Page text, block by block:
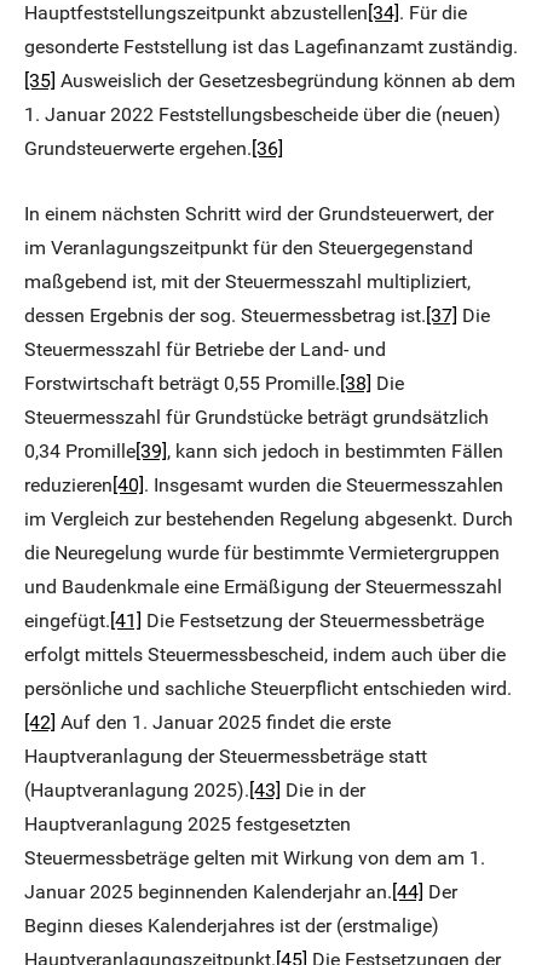
Hauptfeststellungszeitpunkt abzustellen [34]. Für die
gesonderte Feststellung ist das Lagefinanzamt zuständig.
[35] Ausweislich der Gesetzesbegründung können ab dem
1. Januar 2022 Feststellungsbescheide über die (neuen)
Grundsteuerwerte ergehen. [36]
In einem nächsten Schritt wird der Grundsteuerwert, der
im Veranlagungszeitpunkt für den Steuergegenstand
maßgebend ist, mit der Steuermesszahl multipliziert,
dessen Ergebnis der sog. Steuermessbetrag ist. [37] Die
Steuermesszahl für Betriebe der Land- und
Forstwirtschaft beträgt 0,55 Promille. [38] Die
Steuermesszahl für Grundstücke beträgt grundsätzlich
0,34 Promille[39], kann sich jedoch in bestimmten Fällen
reduzieren [40]. Insgesamt wurden die Steuermesszahlen
im Vergleich zur bestehenden Regelung abgesenkt. Durch
die Neuregelung wurde für bestimmte Vermietergruppen
und Baudenkmale eine Ermäßigung der Steuermesszahl
eingefügt. [41] Die Festsetzung der Steuermessbeträge
erfolgt mittels Steuermessbescheid, indem auch über die
persönliche und sachliche Steuerpflicht entschieden wird.
[42] Auf den 1. Januar 2025 findet die erste
Hauptveranlagung der Steuermessbeträge statt
(Hauptveranlagung 2025). [43] Die in der
Hauptveranlagung 2025 festgesetzten
Steuermessbeträge gelten mit Wirkung von dem am 1.
Januar 2025 beginnenden Kalenderjahr an. [44] Der
Beginn dieses Kalenderjahres ist der (erstmalige)
Hauptveranlagungszeitpunkt. [45] Die Festsetzungen der